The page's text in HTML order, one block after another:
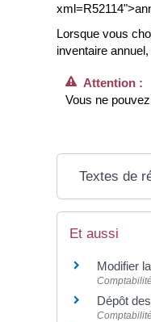
Lorsque vous
inventaire
Attention :
Vous ne
Textes de
Et aussi
Modifier
Dépôt